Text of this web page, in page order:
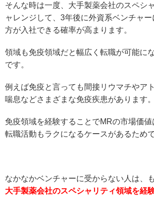
そんな時は一度、大手製薬会社のスペシ
ャレンジして、3年後に外資系ベンチャ
方が入社できる確率が高まります。
領域も免疫領域だと幅広く転職が可能に
です。
例えば免疫と言っても間接リウマチやア
喘息などさまざまな免疫疾患があります。
免疫領域を経験することでMRの市場価値
転職活動もラクになるケースがあるためで
なかなかベンチャーに受からない人は、
大手製薬会社のスペシャリティ領域を経